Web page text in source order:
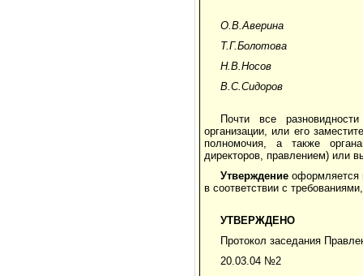
О.В.Аверина
Т.Г.Болотова
Н.В.Носов
В.С.Сидоров
Почти все
организации, или его
полномочия, а также
директоров, правлением) или
Утверждение оформляется
в соответствии с
УТВЕРЖДЕНО
Протокол заседания
20.03.04 №2